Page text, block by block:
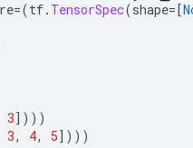
=(tf. TensorSpec(shape=[
3])))
3, 4, 5])))